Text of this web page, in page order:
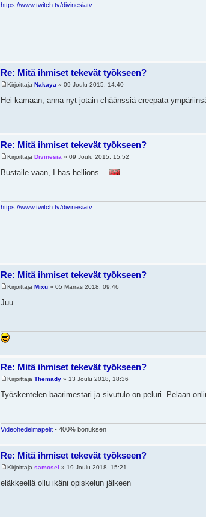
https://www.twitch.tv/divinesiatv
Re: Mitä ihmiset tekevät työkseen?
Kirjoittaja Nakaya » 09 Joulu 2015, 14:40
Hei kamaan, anna nyt jotain chäänssiä creepata
Re: Mitä ihmiset tekevät työkseen?
Kirjoittaja Divinesia » 09 Joulu 2015, 15:52
Bustaile vaan, I has hellions...
https://www.twitch.tv/divinesiatv
Re: Mitä ihmiset tekevät työkseen?
Kirjoittaja Mixu » 05 Marras 2018, 09:46
Juu
Re: Mitä ihmiset tekevät työkseen?
Kirjoittaja Themady » 13 Joulu 2018, 18:36
Työskentelen baarimestari ja sivutulo on peluri. Pelaan
Videohedelmäpelit - 400% bonuksen
Re: Mitä ihmiset tekevät työkseen?
Kirjoittaja samosel » 19 Joulu 2018, 15:21
eläkkeellä ollu ikäni opiskelun jälkeen